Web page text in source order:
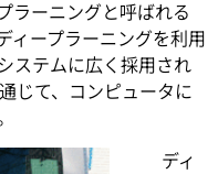
ラーニングと呼ばれる
ィープラーニングを利用
ステムに広く採用され
じて、コンピュータに
ディ